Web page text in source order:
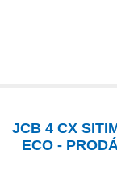
JCB 4 CX
ECO -